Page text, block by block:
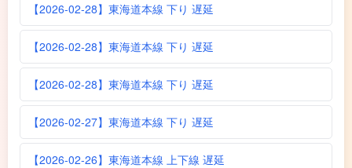
【2026-02-28】東海道本線 下り 遅延
【2026-02-28】東海道本線 下り 遅延
【2026-02-28】東海道本線 下り 遅延
【2026-02-27】東海道本線 下り 遅延
【2026-02-26】東海道本線 上下線 遅延